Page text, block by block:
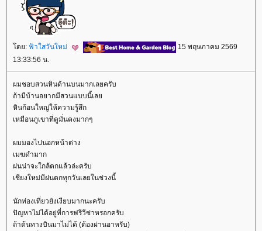
ดย: ฟ้าใสวันใหม่
15 พฤษภาคม 2569
13:33:56 น.
ผมชอบสวนหินด้านบนมากเลยครับ
ถ้ามีบ้านอยากมีสวนแบบนี้เล
หินก้อนใหญ่ให้ความรู้สึก
เหมือนภูเขาที่ดูมั่นคงมากๆ
ผมมองไปนอกหน้าต่าง
เมฆดำมาก
ฝนน่าจะใกล้ตกแล้วล่ะครับ
เชียงใหม่มีฝนตกทุกวันเลยในช่วงนี้
นักท่องเที่ยวยังเงียบมากนะครับ
ปัญหาไม่ได้อยู่ที่การฟรีวีซ่าหรอกครับ
ถ้าต้นทางบินมาไม่ได้ (ต้องผ่านอาหรับ)